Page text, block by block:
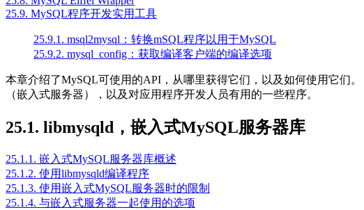
25.9. MySQL程序开发实用工具
25.9.1. msql2mysql：转换mSQL程序以用于MySQL
25.9.2. mysql_config：获取编译客户端的编译选项
本章介绍了MySQL可使用的API，从哪里获得它们，以及如何使用它们。
（嵌入式服务器），以及对应用程序开发人员有用的一些程序。
25.1. libmysqld，嵌入式MySQL服务器库
25.1.1. 嵌入式MySQL服务器库概述
25.1.2. 使用libmysqld编译程序
25.1.3. 使用嵌入式MySQL服务器时的限制
25.1.4. 与嵌入式服务器一起使用的选项